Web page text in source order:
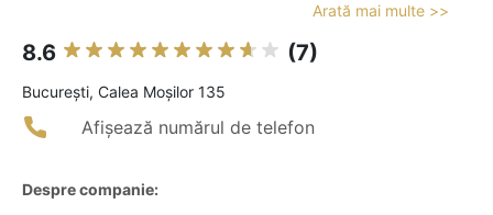
Arată mai multe >>
8.6 (7)
Bucureşti, Calea Moșilor 135
Afișează numărul de telefon
Despre companie: